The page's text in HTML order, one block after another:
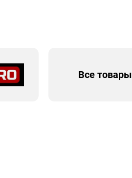
Все товары